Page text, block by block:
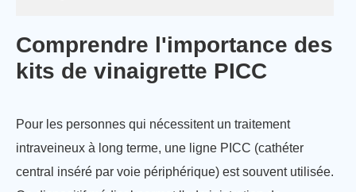
Comprendre l'importance des
kits de vinaigrette PICC
Pour les personnes qui nécessitent un traitement
intraveineux à long terme, une ligne PICC (cathéter
central inséré par voie périphérique) est souvent utilisée.